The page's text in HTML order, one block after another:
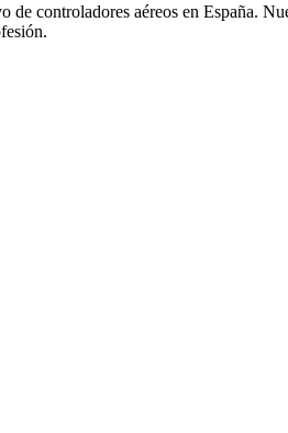
controladores aéreos en España.